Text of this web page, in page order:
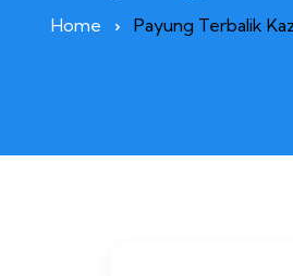
Home Payung Terbalik